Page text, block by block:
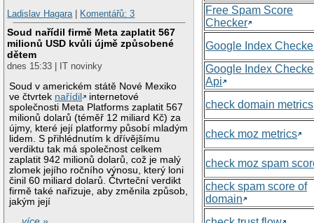
Ladislav Hagara| Komentářů: 3
Soud nařídil firmě Meta zaplatit 567
milionů USD kvůli újmě způsobené
dětem
dnes 15:33 | IT novinky
Soud v americkém státě Nové Mexiko
ve čtvrtek nařídil
internetové
společnosti Meta Platforms zaplatit 567
milionů dolarů (téměř 12 miliard Kč) za
újmy, které její platformy působí mladým
lidem. S přihlédnutím k dřívějšímu
verdiktu tak má společnost celkem
zaplatit 942 milionů dolarů, což je malý
zlomek jejího ročního výnosu, který loni
činil 60 miliard dolarů. Čtvrteční verdikt
firmě také nařizuje, aby změnila způsob,
jakým její
Free Spam Score
Checker
Google Index
Google Index
Api
check domain metrics
check moz metrics
check moz spam
check spam score of
domain